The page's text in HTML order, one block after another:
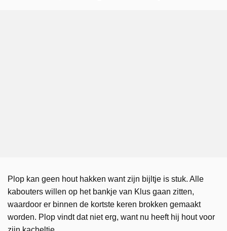
Plop kan geen hout hakken want zijn bijltje is stuk. Alle
kabouters willen op het bankje van Klus gaan zitten,
waardoor er binnen de kortste keren brokken gemaakt
worden. Plop vindt dat niet erg, want nu heeft hij hout voor